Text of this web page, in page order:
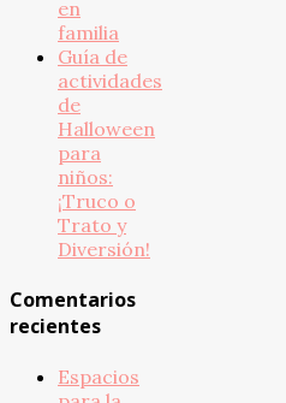
en
familia
Guía de
actividades
de
Halloween
para
niños:
¡Truco o
Trato y
Diversión!
Comentarios
recientes
Espacios